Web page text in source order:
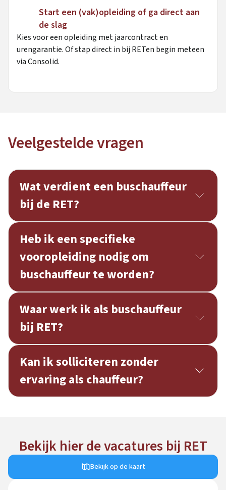
Start een (vak)opleiding of ga direct aan
de slag
Kies voor een opleiding met jaarcontract en
urengarantie. Of stap direct in bij RETen begin meteen
via Consolid.
Veelgestelde vragen
Wat verdient een buschauffeur
bij de RET?
Heb ik een specifieke
vooropleiding nodig om
buschauffeur te worden?
Waar werk ik als buschauffeur
bij RET?
Kan ik solliciteren zonder
ervaring als chauffeur?
Bekijk hier de vacatures bij RET
Bekijk op de kaart